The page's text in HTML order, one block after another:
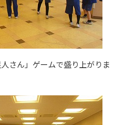
さん」ゲームで盛り上がりま